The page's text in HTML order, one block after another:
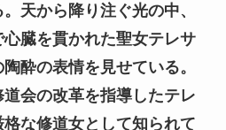
天から降り注ぐ光の中、
臓を貫かれた聖女テレサ
酔の表情を見せている。
会の改革を指導したテレ
な修道女として知られて